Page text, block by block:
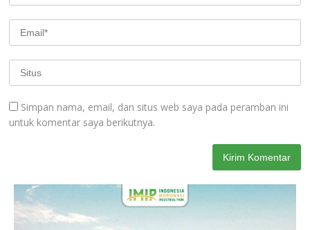
Simpan nama, email, dan situs web saya pada peramban ini
untuk komentar saya berikutnya.